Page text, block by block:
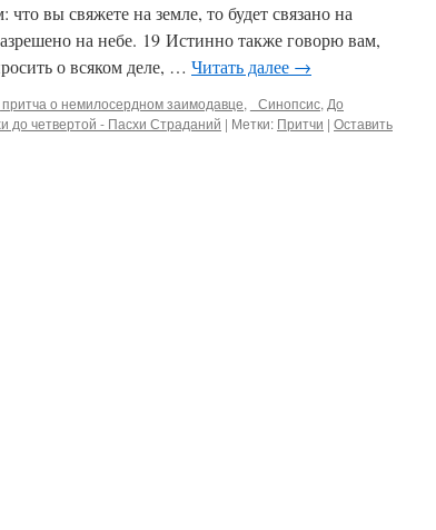
вы свяжете на земле, то будет связано на
на небе. 19 Истинно также говорю вам,
о всяком деле, … Читать далее →
о немилосердном заимодавце, _Синопсис, До
до четвертой - Пасхи Страданий | Метки: Притчи | Оставить